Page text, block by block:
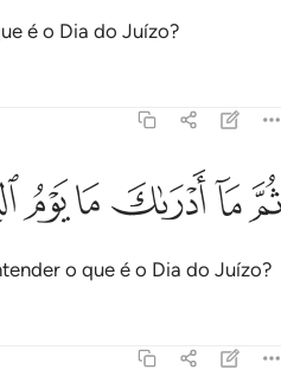
é o Dia do Juízo?
ثم ما ادراك ما يوم الدين ١٨
ثُمَّ مَآ أَدْرَىٰكَ مَا يَوْمُ ٱلدِّينِ ١٨
ﲓﲔﲕﲖﲗ
o que é o Dia do Juízo?